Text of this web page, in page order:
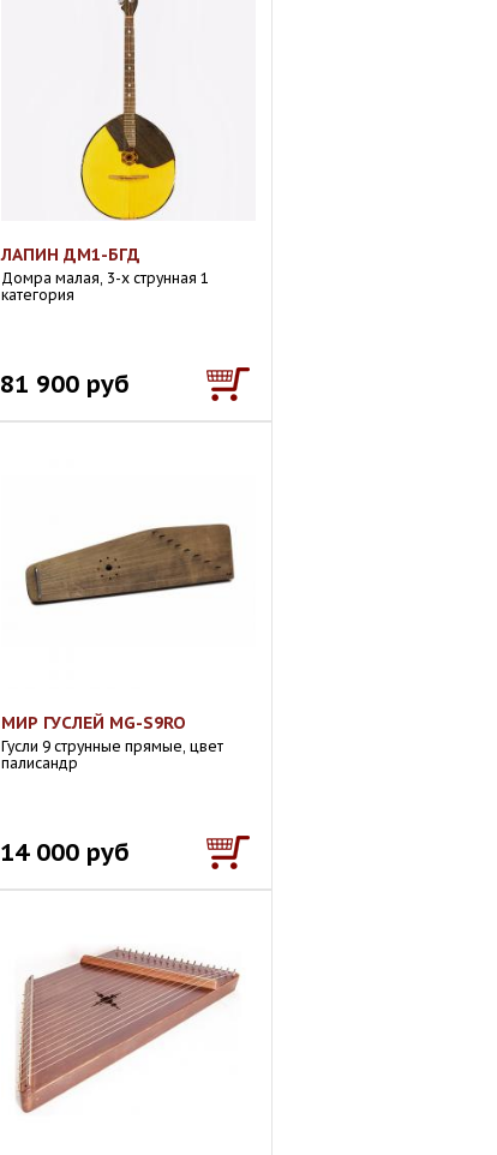
ЛАПИН ДМ1-БГД
Домра малая, 3-х струнная 1
категория
81 900 руб
МИР ГУСЛЕЙ MG-S9RO
Гусли 9 струнные прямые, цвет
палисандр
14 000 руб